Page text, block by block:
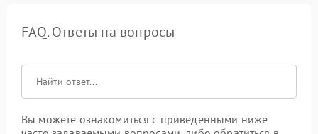
FAQ. Ответы на вопросы
Вы можете ознакомиться с приведенными ниже